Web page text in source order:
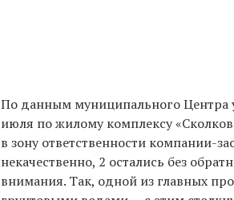
По данным муниципального Центра
июля по жилому комплексу
в зону ответственности компании-
некачественно, 2 остались без
внимания. Так, одной из главных